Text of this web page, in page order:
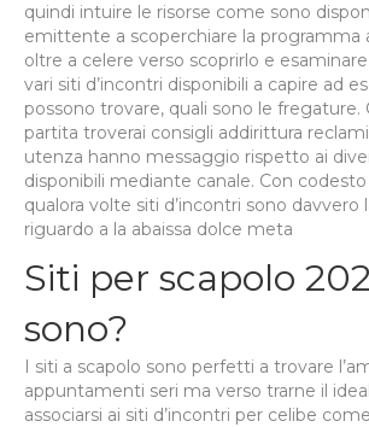
quindi intuire le risorse come sono
emittente a scoperchiare la programma
oltre a celere verso scoprirlo e
vari siti d’incontri disponibili a capire ad
possono trovare, quali sono le fregature.
partita troverai consigli addirittura
utenza hanno messaggio rispetto ai
disponibili mediante canale. Con
qualora volte siti d’incontri sono davvero
riguardo a la abaissa dolce meta
Siti per scapolo
sono?
I siti a scapolo sono perfetti a trovare
appuntamenti seri ma verso trarne il
associarsi ai siti d’incontri per celibe